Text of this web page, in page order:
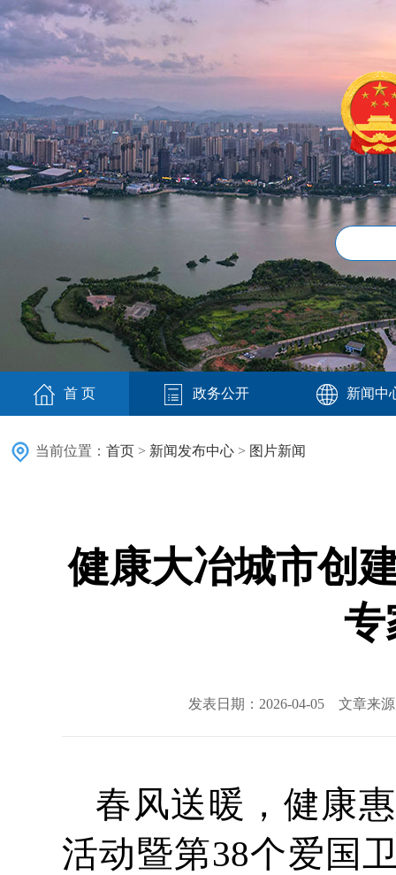
首 页 政务公开 新闻中
当前位置： 首页 > 新闻发布中心 > 图片新闻
健康大冶城市创
专
发表日期：2026-04-05 文章来
春风送暖，健康
活动暨第38个爱国